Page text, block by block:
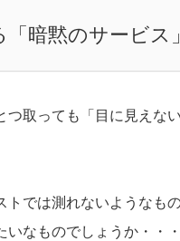
暗黙のサービス」
つ取っても「目に見えな
では測れないようなも
なものでしょうか・・・